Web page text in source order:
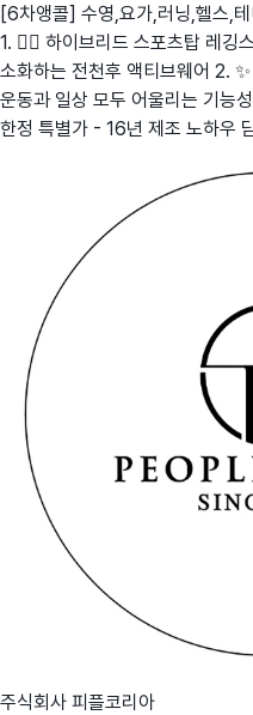
[6차앵콜] 수영,요가,러닝,헬스,
1. 🏃‍♀️ 하이브리드 스포츠탑 레깅
소화하는 전천후 액티브웨어 2.
운동과 일상 모두 어울리는 기능
한정 특별가 - 16년 제조 노하우
주식회사 피플코리아